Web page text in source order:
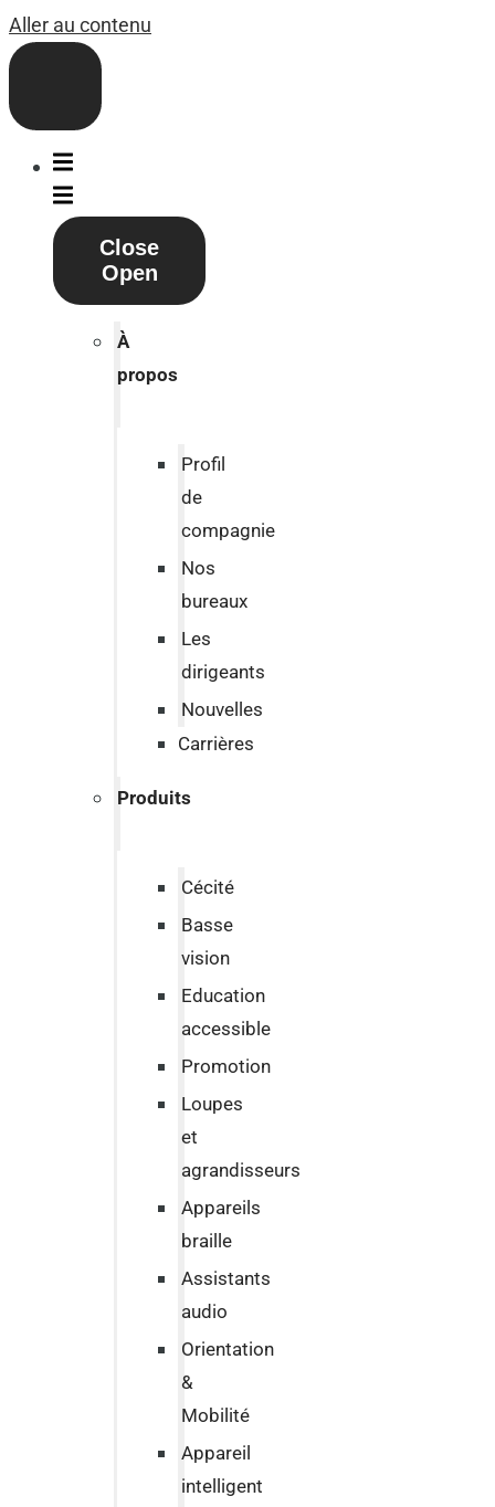
Aller au contenu
Close
Open
À
propos
Profil
de
compagnie
Nos
bureaux
Les
dirigeants
Nouvelles
Carrières
Produits
Cécité
Basse
vision
Education
accessible
Promotion
Loupes
et
agrandisseurs
Appareils
braille
Assistants
audio
Orientation
&
Mobilité
Appareil
intelligent